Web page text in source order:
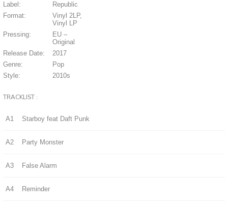
Label:
Republic
Format:
Vinyl 2LP,
Vinyl LP
Pressing:
EU –
Original
Release Date:
2017
Genre:
Pop
Style:
2010s
TRACKLIST :
A1 Starboy feat Daft Punk
A2 Party Monster
A3 False Alarm
A4 Reminder